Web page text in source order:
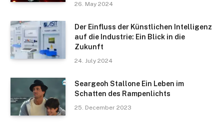
26. May 2024
Der Einfluss der Künstlichen Intelligenz
auf die Industrie: Ein Blick in die
Zukunft
24. July 2024
Seargeoh Stallone Ein Leben im
Schatten des Rampenlichts
25. December 2023